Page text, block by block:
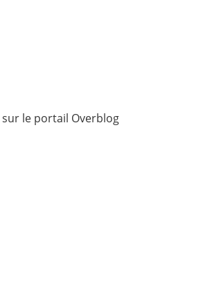
sur le portail Overblog